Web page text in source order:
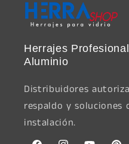
Herrajes
Aluminio
Distribuidores
respaldo y soluciones
instalación.